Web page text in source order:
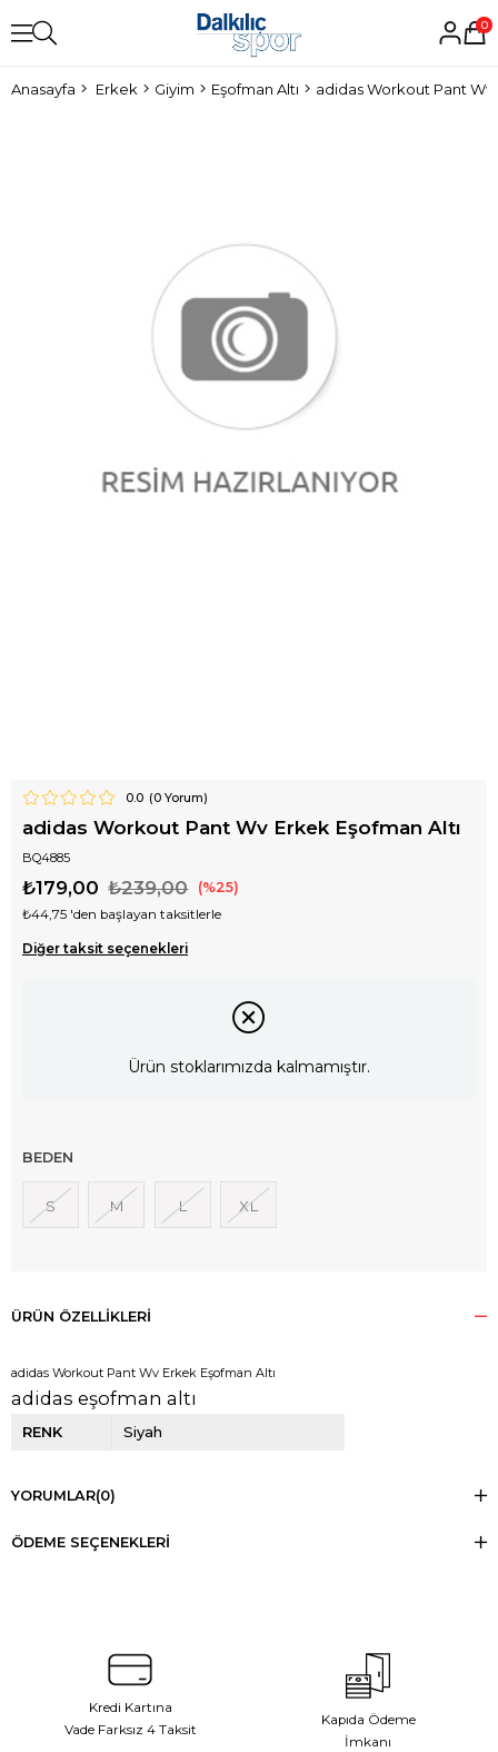
0
Anasayfa Erkek Giyim Eşofman Altı adidas Workout Pant Wv
0.0 (0Yorum)
adidas Workout Pant Wv Erkek Eşofman Altı
BQ4885
₺239,00
₺179,00 25
₺44,75 'den başlayan taksitlerle
Diğer taksit seçenekleri
Ürün stoklarımızda kalmamıştır.
BEDEN
S M L XL
ÜRÜN ÖZELLIKLERI
adidas Workout Pant Wv Erkek Eşofman Altı
adidas eşofman altı
RENK Siyah
YORUMLAR(0)
ÖDEME SEÇENEKLERI
Kredi Kartına
Vade Farksız 4 Taksit
Kapıda Ödeme
İmkanı